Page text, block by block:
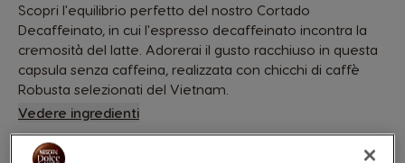
Scopri l'equilibrio perfetto del nostro Cortado
Decaffeinato, in cui l'espresso decaffeinato incontra la
cremosità del latte. Adorerai il gusto racchiuso in questa
capsula senza caffeina, realizzata con chicchi di caffè
Robusta selezionati del Vietnam.
Vedere ingredienti
5,89 €